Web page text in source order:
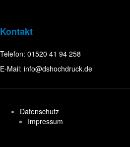
Kontakt
Telefon: 01520 41 94 258
E-Mail: info@dshochdruck.de
Datenschutz
Impressum